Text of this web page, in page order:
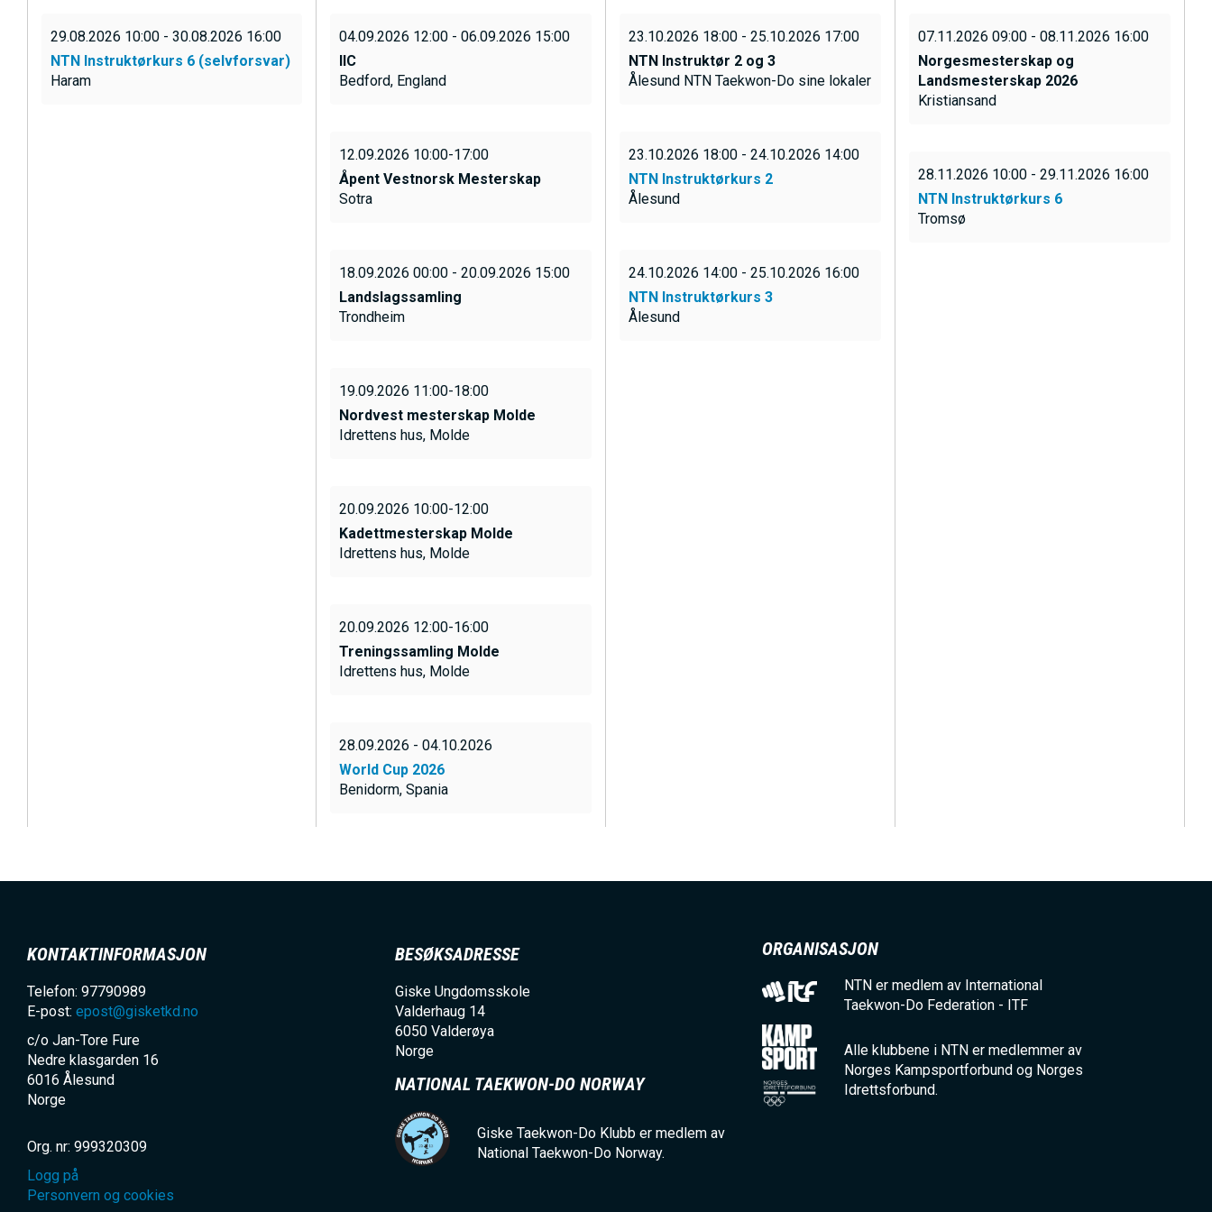
E
N
S
C
I
V
E
D
O
M
I
M
E
N
U
29.08.2026 10:00 - 30.08.2026 16:00
NTN Instruktørkurs 6 (selvforsvar)
Haram
04.09.2026 12:00 - 06.09.2026 15:00
IIC
Bedford, England
12.09.2026 10:00-17:00
Åpent Vestnorsk Mesterskap
Sotra
18.09.2026 00:00 - 20.09.2026 15:00
Landslagssamling
Trondheim
19.09.2026 11:00-18:00
Nordvest mesterskap Molde
Idrettens hus, Molde
20.09.2026 10:00-12:00
Kadettmesterskap Molde
Idrettens hus, Molde
20.09.2026 12:00-16:00
Treningssamling Molde
Idrettens hus, Molde
28.09.2026 - 04.10.2026
World Cup 2026
Benidorm, Spania
23.10.2026 18:00 - 25.10.2026 17:00
NTN Instruktør 2 og 3
Ålesund NTN Taekwon-Do sine lokaler
23.10.2026 18:00 - 24.10.2026 14:00
NTN Instruktørkurs 2
Ålesund
24.10.2026 14:00 - 25.10.2026 16:00
NTN Instruktørkurs 3
Ålesund
07.11.2026 09:00 - 08.11.2026 16:00
Norgesmesterskap og
Landsmesterskap 2026
Kristiansand
28.11.2026 10:00 - 29.11.2026 16:00
NTN Instruktørkurs 6
Tromsø
KONTAKTINFORMASJON
Telefon: 97790989
E-post: epost@gisketkd.no
c/o Jan-Tore Fure
Nedre klasgarden 16
6016 Ålesund
Norge
Org. nr: 999320309
Logg på
Personvern og cookies
BESØKSADRESSE
Giske Ungdomsskole
Valderhaug 14
6050 Valderøya
Norge
NATIONAL TAEKWON-DO NORWAY
Giske Taekwon-Do Klubb er medlem av
National Taekwon-Do Norway.
ORGANISASJON
NTN er medlem av International
Taekwon-Do Federation - ITF
Alle klubbene i NTN er medlemmer av
Norges Kampsportforbund og Norges
Idrettsforbund.